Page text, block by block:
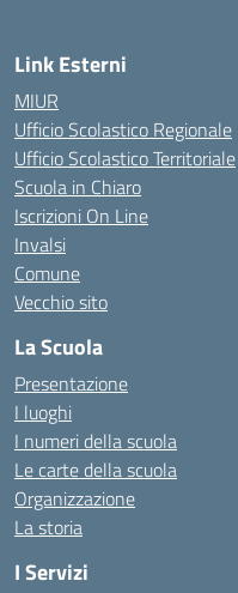
Link Esterni
MIUR
Ufficio Scolastico Regionale
Ufficio Scolastico Territoriale
Scuola in Chiaro
Iscrizioni On Line
Invalsi
Comune
Vecchio sito
La Scuola
Presentazione
I luoghi
I numeri della scuola
Le carte della scuola
Organizzazione
La storia
I Servizi